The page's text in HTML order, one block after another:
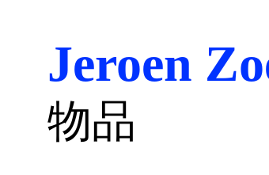
Jeroen
物品